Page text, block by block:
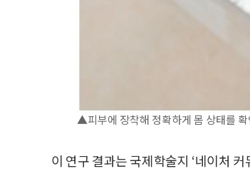
▲피부에 장착해 정확하게 몸 상태를
이 연구 결과는 국제학술지 ‘네이처